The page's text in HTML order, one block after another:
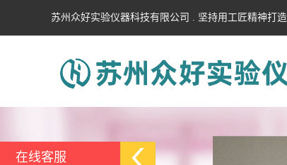
苏州众好实验仪器科技有限公司 . 坚持用工匠精神打
在线客服